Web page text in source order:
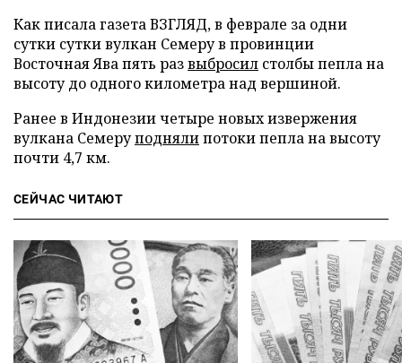
Как писала газета ВЗГЛЯД, в феврале за одни
сутки сутки вулкан Семеру в провинции
Восточная Ява пять развыбросил столбы пепла на
высоту до одного километра над вершиной.
Ранее в Индонезии четыре новых извержения
вулкана Семеруподнялипотоки пепла на высоту
почти 4,7 км.
СЕЙЧАС ЧИТАЮТ